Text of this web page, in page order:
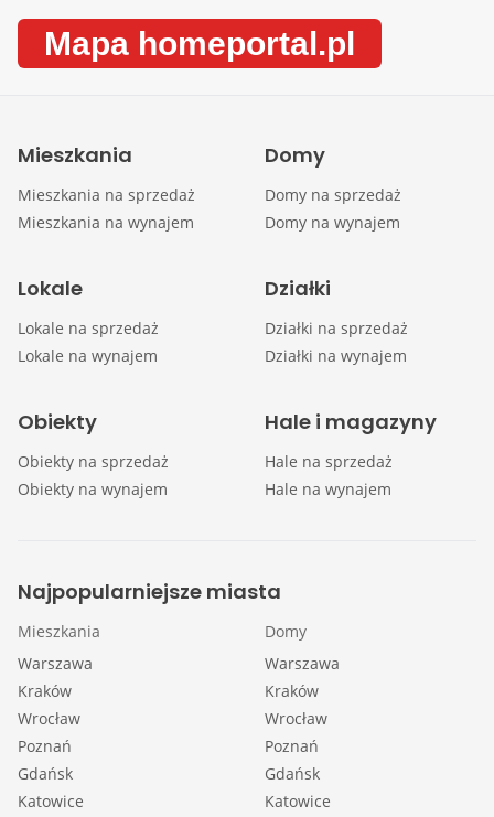
Mapa homeportal.pl
Mieszkania
Mieszkania na sprzedaż
Mieszkania na wynajem
Domy
Domy na sprzedaż
Domy na wynajem
Lokale
Lokale na sprzedaż
Lokale na wynajem
Działki
Działki na sprzedaż
Działki na wynajem
Obiekty
Obiekty na sprzedaż
Obiekty na wynajem
Hale i magazyny
Hale na sprzedaż
Hale na wynajem
Najpopularniejsze miasta
Mieszkania
Warszawa
Kraków
Wrocław
Poznań
Gdańsk
Katowice
Domy
Warszawa
Kraków
Wrocław
Poznań
Gdańsk
Katowice